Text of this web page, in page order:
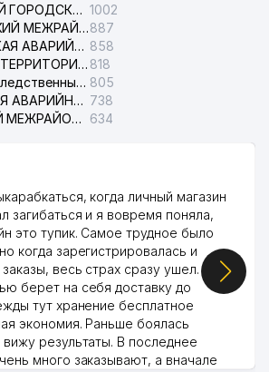
ТАШКЕНТСКИЙ ГОРОДСКОЙ СУД ПО ГРАЖДАНСКИМ ДЕЛАМ 1002
ЯККАСАРАЙСКИЙ МЕЖРАЙОННЫЙ СУД ПО ГРАЖДАНСКИМ ДЕЛАМ887
ЮНУСАБАДСКАЯ АВАРИЙНАЯ СЛУЖБА ЭЛЕКТРОСЕТИ 858
НАВОИЙСКОЕ ТЕРРИТОРИАЛЬНОЕ ПРЕДПРИЯТИЕ ЭЛЕКТРОСЕТИ АО 818
Ташкентский следственный изолятор 805
СЕРГЕЛИЙСКАЯ АВАРИЙНАЯ СЛУЖБА ЭЛЕКТРОСЕТИ 738
УЧТЕПИНСКИЙ МЕЖРАЙОННЫЙ СУД ПО ГРАЖДАНСКИМ ДЕЛАМ 634
когда личный магазин
загибаться и я вовремя поняла,
это тупик. Самое трудное было
когда зарегистрировалась и
весь страх сразу ушел.
берет на себя доставку до
тут хранение бесплатное
экономия. Раньше боялась
результаты. В последнее
много заказывают, а вначале